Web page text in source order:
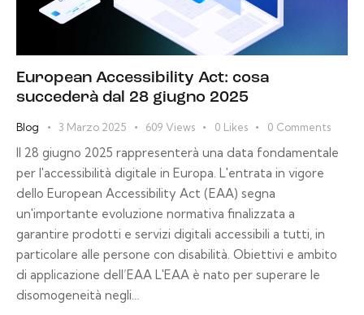
European Accessibility Act: cosa
succederà dal 28 giugno 2025
Blog 3 Marzo 2025 609 Views 0 Likes 0 Comments
Il 28 giugno 2025 rappresenterà una data fondamentale
per l'accessibilità digitale in Europa. L'entrata in vigore
dello European Accessibility Act (EAA) segna
un'importante evoluzione normativa finalizzata a
garantire prodotti e servizi digitali accessibili a tutti, in
particolare alle persone con disabilità. Obiettivi e ambito
di applicazione dell’EAA L'EAA è nato per superare le
disomogeneità negli…